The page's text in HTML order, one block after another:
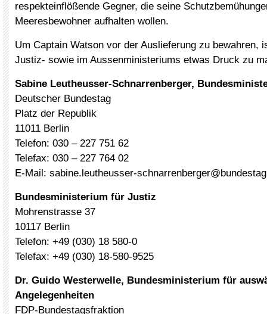
respekteinflößende Gegner, die seine
Meeresbewohner aufhalten wollen.
Um Captain Watson vor der Auslieferung zu bewahren,
Justiz- sowie im Aussenministeriums etwas Druck zu
Sabine Leutheusser-Schnarrenberger,
Deutscher Bundestag
Platz der Republik
11011 Berlin
Telefon: 030 – 227 751 62
Telefax: 030 – 227 764 02
E-Mail: sabine.leutheusser-
Bundesministerium für Justiz
Mohrenstrasse 37
10117 Berlin
Telefon: +49 (030) 18 580-0
Telefax: +49 (030) 18-580-9525
Dr. Guido Westerwelle, Bundesministerium für
Angelegenheiten
FDP-Bundestagsfraktion